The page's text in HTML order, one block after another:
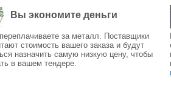
Вы экономите деньги
за металл. Поставщики
стоимость вашего заказа и будут
назначить самую низкую цену, чтобы
в вашем тендере.